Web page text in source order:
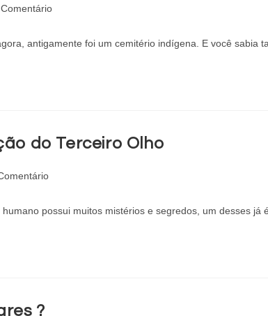
antigamente foi um cemitério indígena. E você sabia
do Terceiro Olho
possui muitos mistérios e segredos, um desses já
?